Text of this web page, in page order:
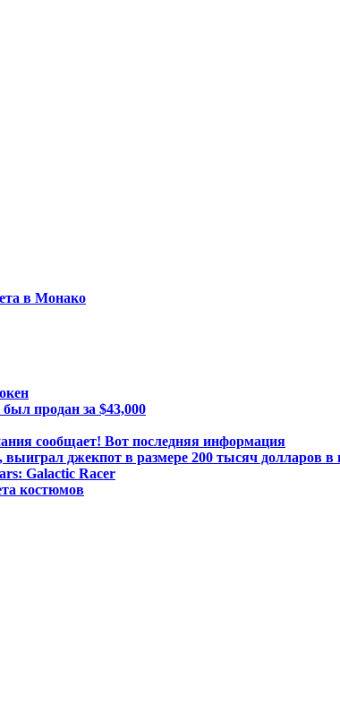
в Монако
продан за $43,000
сообщает! Вот последняя информация
джекпот в размере 200 тысяч долларов в
Galactic Racer
костюмов